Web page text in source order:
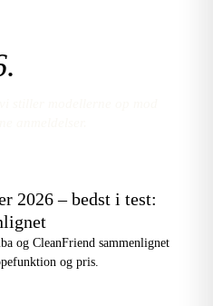
.
2026 – bedst i test:
og CleanFriend sammenlignet
og pris.